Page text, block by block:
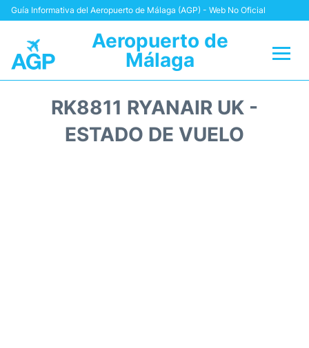
Guía Informativa del Aeropuerto de Málaga (AGP) - Web No Oficial
Aeropuerto de
Málaga
RK8811 RYANAIR UK -
ESTADO DE VUELO